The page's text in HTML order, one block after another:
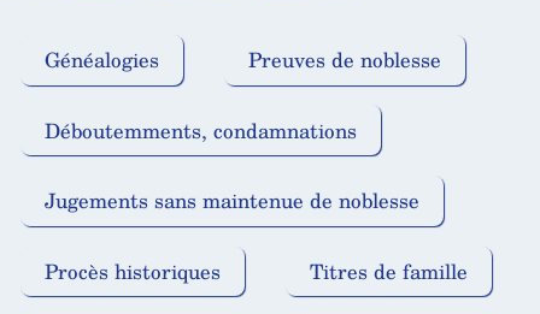
Généalogies Preuves de noblesse
Déboutemments, condamnations
Jugements sans maintenue de noblesse
Procès historiques Titres de famille